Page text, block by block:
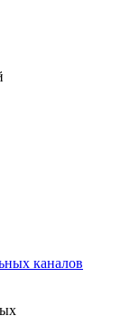
каналов